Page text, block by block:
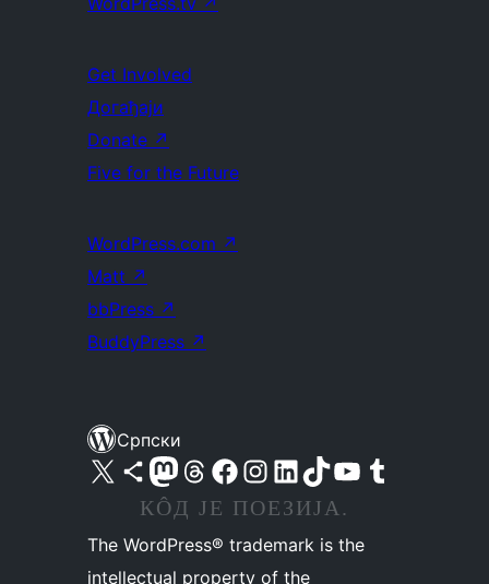
Get Involved
Догађаји
Donate ↗
Five for the Future
WordPress.com ↗
Matt ↗
bbPress ↗
BuddyPress ↗
Српски
Visit our X (formerly Twitter) account
Посетите наш Bluesky налог
Visit our Mastodon account
Посетите наш налог на Threads-у Visit our Facebook pageПосетите наш Инстаграм налог
Visit our LinkedIn account
Посетите наш TikTok налог
Visit our YouTube channel
Посетите наш Tumblr налог
КÔД ЈЕ ПОЕЗИЈА.
The WordPress® trademark is the
intellectual property of the